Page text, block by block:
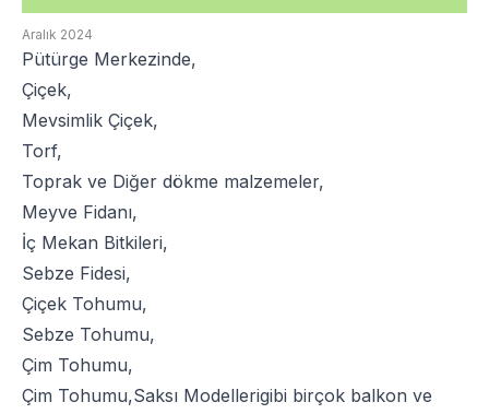
Aralık 2024
Pütürge Merkezinde,
Çiçek,
Mevsimlik Çiçek,
Torf,
Toprak ve Diğer dökme malzemeler,
Meyve Fidanı,
İç Mekan Bitkileri,
Sebze Fidesi,
Çiçek Tohumu,
Sebze Tohumu,
Çim Tohumu,
Çim Tohumu,Saksı Modellerigibi birçok balkon ve